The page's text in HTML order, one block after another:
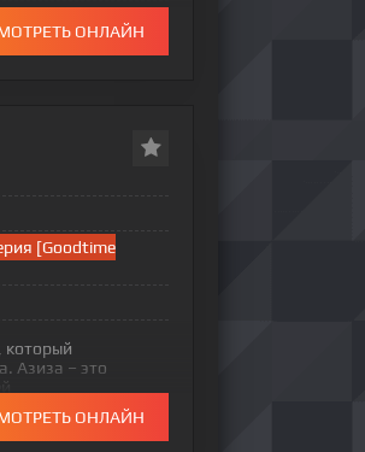
ОНЛАЙН
[Goodtime
который
Азиза – это
ОНЛАЙН